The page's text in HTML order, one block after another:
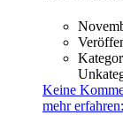
Keine
mehr erfahren: